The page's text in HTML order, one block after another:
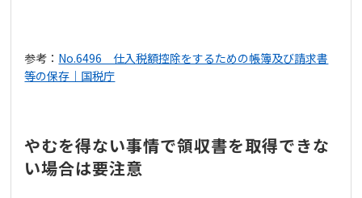
参考： No.6496 仕入税額控除をするための帳簿及び請求書
等の保存｜国税庁
やむを得ない事情で領収書を取得できな
い場合は要注意